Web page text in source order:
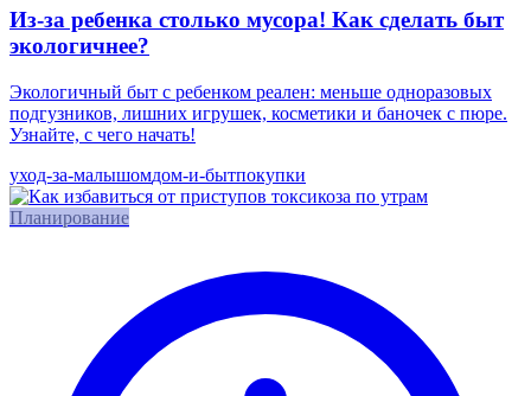
Из-за ребенка столько мусора! Как сделать быт
экологичнее?
Экологичный быт с ребенком реален: меньше одноразовых
подгузников, лишних игрушек, косметики и баночек с пюре.
Узнайте, с чего начать!
уход-за-малышомдом-и-бытпокупки
Планирование